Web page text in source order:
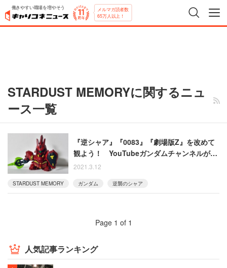
働きやすい職場を増やそう メルマガ読者数
65万人以上！
STARDUST MEMORYに関するニュ
ース一覧
『逆シャア』『0083』『劇場版Z』を改めて
観よう！ YouTubeガンダムチャンネルが期
間限定の大盤振る舞い
2021.3.12
STARDUST MEMORY ガンダム 逆襲のシャア
Page 1 of 1
人気記事ランキング